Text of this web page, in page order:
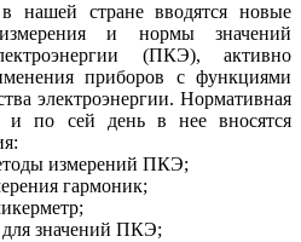
нашей стране вводятся новые
и нормы значений
(ПКЭ), активно
приборов с функциями
электроэнергии. Нормативная
и по сей день в нее вносятся
измерений ПКЭ;
гармоник;
значений ПКЭ;